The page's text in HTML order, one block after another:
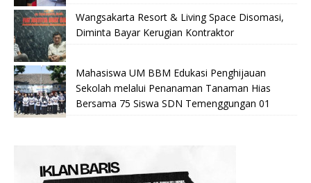
Wangsakarta Resort & Living Space Disomasi,
Diminta Bayar Kerugian Kontraktor
Mahasiswa UM BBM Edukasi Penghijauan
Sekolah melalui Penanaman Tanaman Hias
Bersama 75 Siswa SDN Temenggungan 01